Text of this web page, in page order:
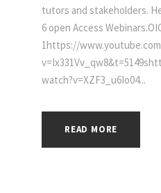
tutors and stakeholders.
6 open Access
1https://
watch?v=XZF3_u6Io04...
READ MORE